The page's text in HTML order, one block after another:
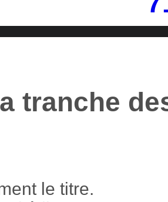
tranche
le titre.